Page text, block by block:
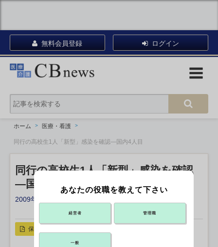
無料会員登録 ログイン
ホーム 医療・看護
同行の高校生1人「新型」感染を確認―国内4人目
同行の高校生1人「新型」感染を確認
―国内4人目
2009年05月10日 18:55
X ポスト
保存
あなたの役職を教えて下さい
経営者 管理職
一般